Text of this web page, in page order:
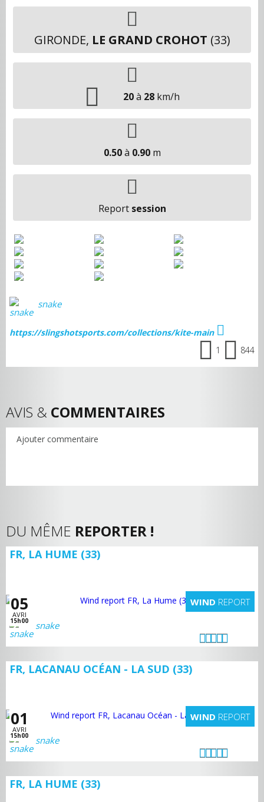
GIRONDE, LE GRAND CROHOT (33)
20à 28 km/h
0.50à 0.90m
Report session
snake
https://slingshotsports.com/collections/kite-main
1
844
AVIS & COMMENTAIRES
Ajouter commentaire
DU MÊME REPORTER !
FR, LA HUME (33)
05
AVRI
15h00
WIND REPORT
snake
FR, LACANAU OCÉAN - LA SUD (33)
01
AVRI
15h00
WIND REPORT
snake
FR, LA HUME (33)